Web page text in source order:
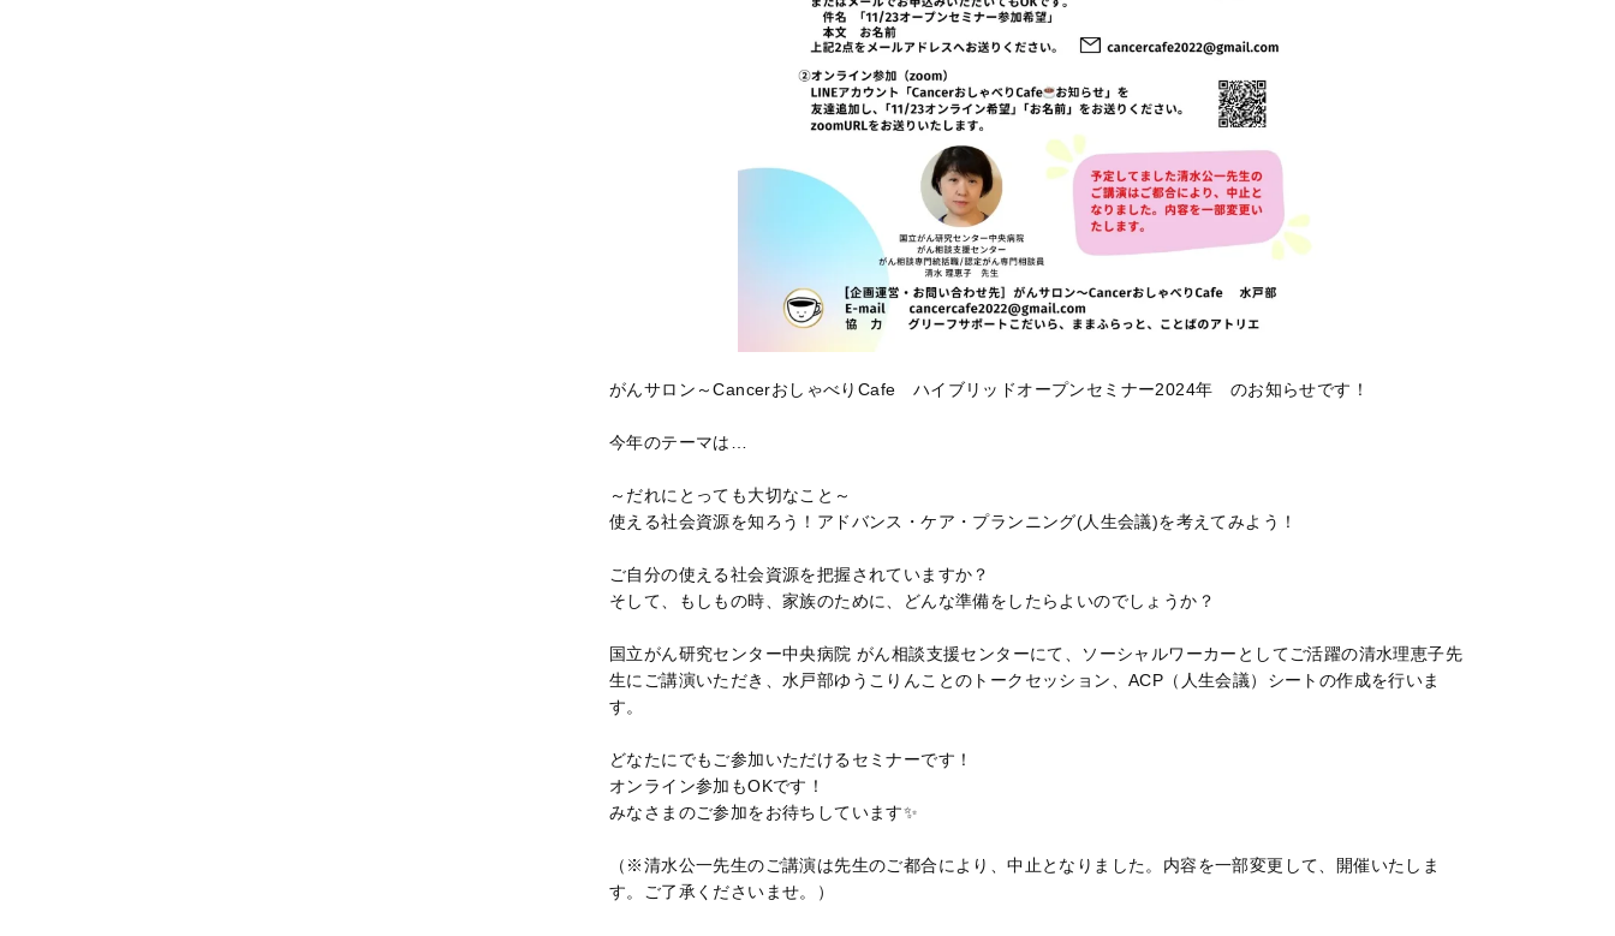
がんサロン～CancerおしゃべりCafe ハイブリッドオープンセミナー2024年 のお知らせです！
今年のテーマは…
～だれにとっても大切なこと～
使える社会資源を知ろう！アドバンス・ケア・プランニング(人生会議)を考えてみよう！
ご自分の使える社会資源を把握されていますか？
そして、もしもの時、家族のために、どんな準備をしたらよいのでしょうか？
国立がん研究センター中央病院 がん相談支援センターにて、ソーシャルワーカーとしてご活躍の清水理恵子先
生にご講演いただき、水戸部ゆうこりんことのトークセッション、ACP（人生会議）シートの作成を行いま
す。
どなたにでもご参加いただけるセミナーです！
オンライン参加もOKです！
みなさまのご参加をお待ちしています✨
（※清水公一先生のご講演は先生のご都合により、中止となりました。内容を一部変更して、開催いたしま
す。ご了承くださいませ。）